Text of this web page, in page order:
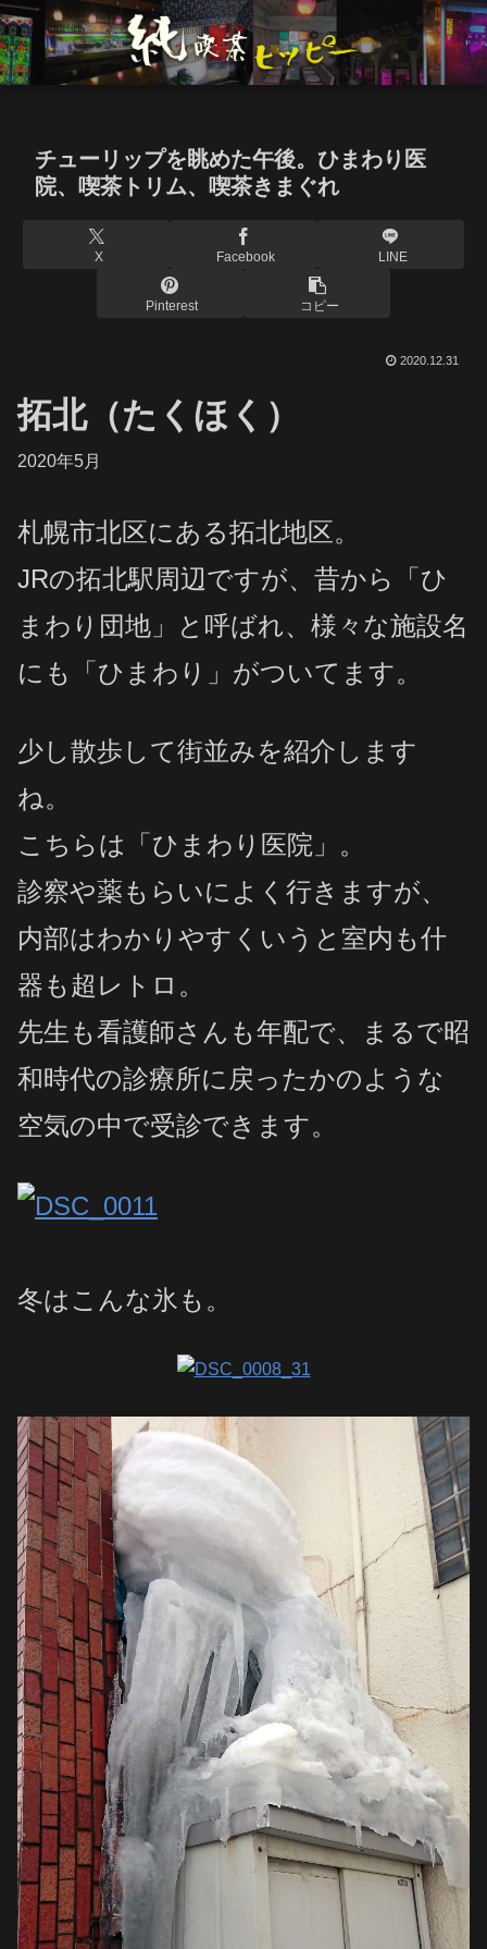
チューリップを眺めた午後。ひまわり医
院、喫茶トリム、喫茶きまぐれ
X Facebook LINE
Pinterest コピー
2020.12.31
拓北（たくほく）
2020年5月
札幌市北区にある拓北地区。
JRの拓北駅周辺ですが、昔から「ひ
まわり団地」と呼ばれ、様々な施設名
にも「ひまわり」がついてます。
少し散歩して街並みを紹介します
ね。
こちらは「ひまわり医院」。
診察や薬もらいによく行きますが、
内部はわかりやすくいうと室内も什
器も超レトロ。
先生も看護師さんも年配で、まるで昭
和時代の診療所に戻ったかのような
空気の中で受診できます。
冬はこんな氷も。